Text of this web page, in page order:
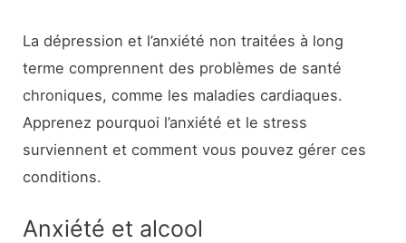
La dépression et l’anxiété non traitées à long
terme comprennent des problèmes de santé
chroniques, comme les maladies cardiaques.
Apprenez pourquoi l’anxiété et le stress
surviennent et comment vous pouvez gérer ces
conditions.
Anxiété et alcool